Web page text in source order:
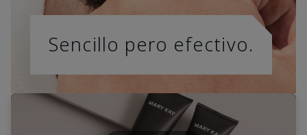
Sencillo pero efectivo.